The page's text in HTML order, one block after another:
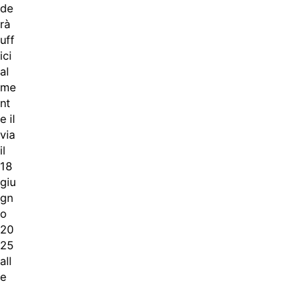
de
rà
uff
ici
al
me
nt
e il
via
il
18
giu
gn
o
20
25
all
e